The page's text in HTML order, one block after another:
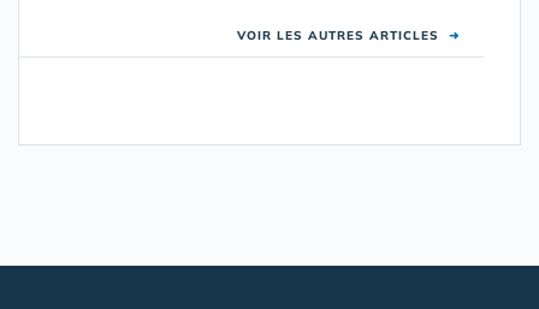
VOIR LES AUTRES ARTICLES ➜